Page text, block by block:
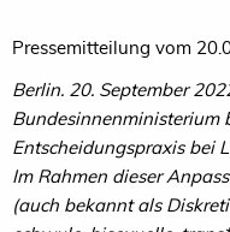
Pressemitteilung vom
Berlin. 20. September
Bundesinnenministerium
Entscheidungspraxis bei
Im Rahmen dieser
(auch bekannt als